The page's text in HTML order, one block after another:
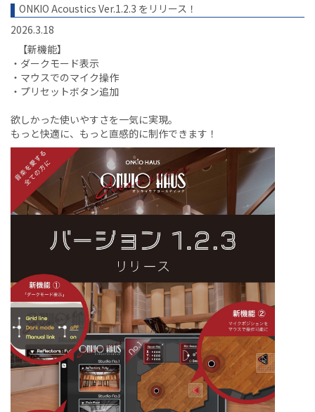
ONKIO Acoustics Ver.1.2.3 をリリース！
2026.3.18
【新機能】
・ダークモード表示
・マウスでのマイク操作
・プリセットボタン追加
欲しかった使いやすさを一気に実現。
もっと快適に、もっと直感的に制作できます！